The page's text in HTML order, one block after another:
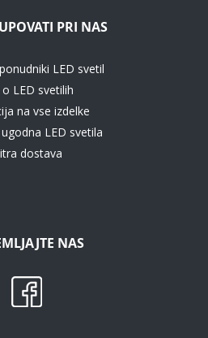
PRI NAS
LED svetil
o LED svetilih
na vse izdelke
LED svetila
dostava
NAS